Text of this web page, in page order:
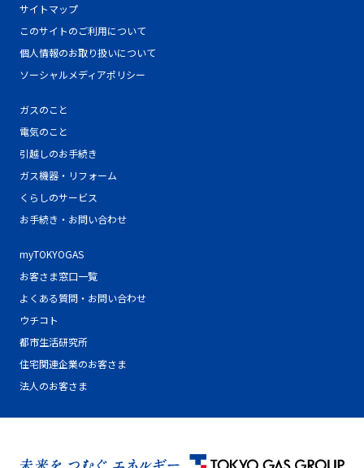
サイトマップ
このサイトのご利用について
個人情報のお取り扱いについて
ソーシャルメディアポリシー
ガスのこと
電気のこと
引越しのお手続き
ガス機器・リフォーム
くらしのサービス
お手続き・お問い合わせ
myTOKYOGAS
お客さま窓口一覧
よくある質問・お問い合わせ
ウチコト
都市生活研究所
住宅関連企業のお客さま
法人のお客さま